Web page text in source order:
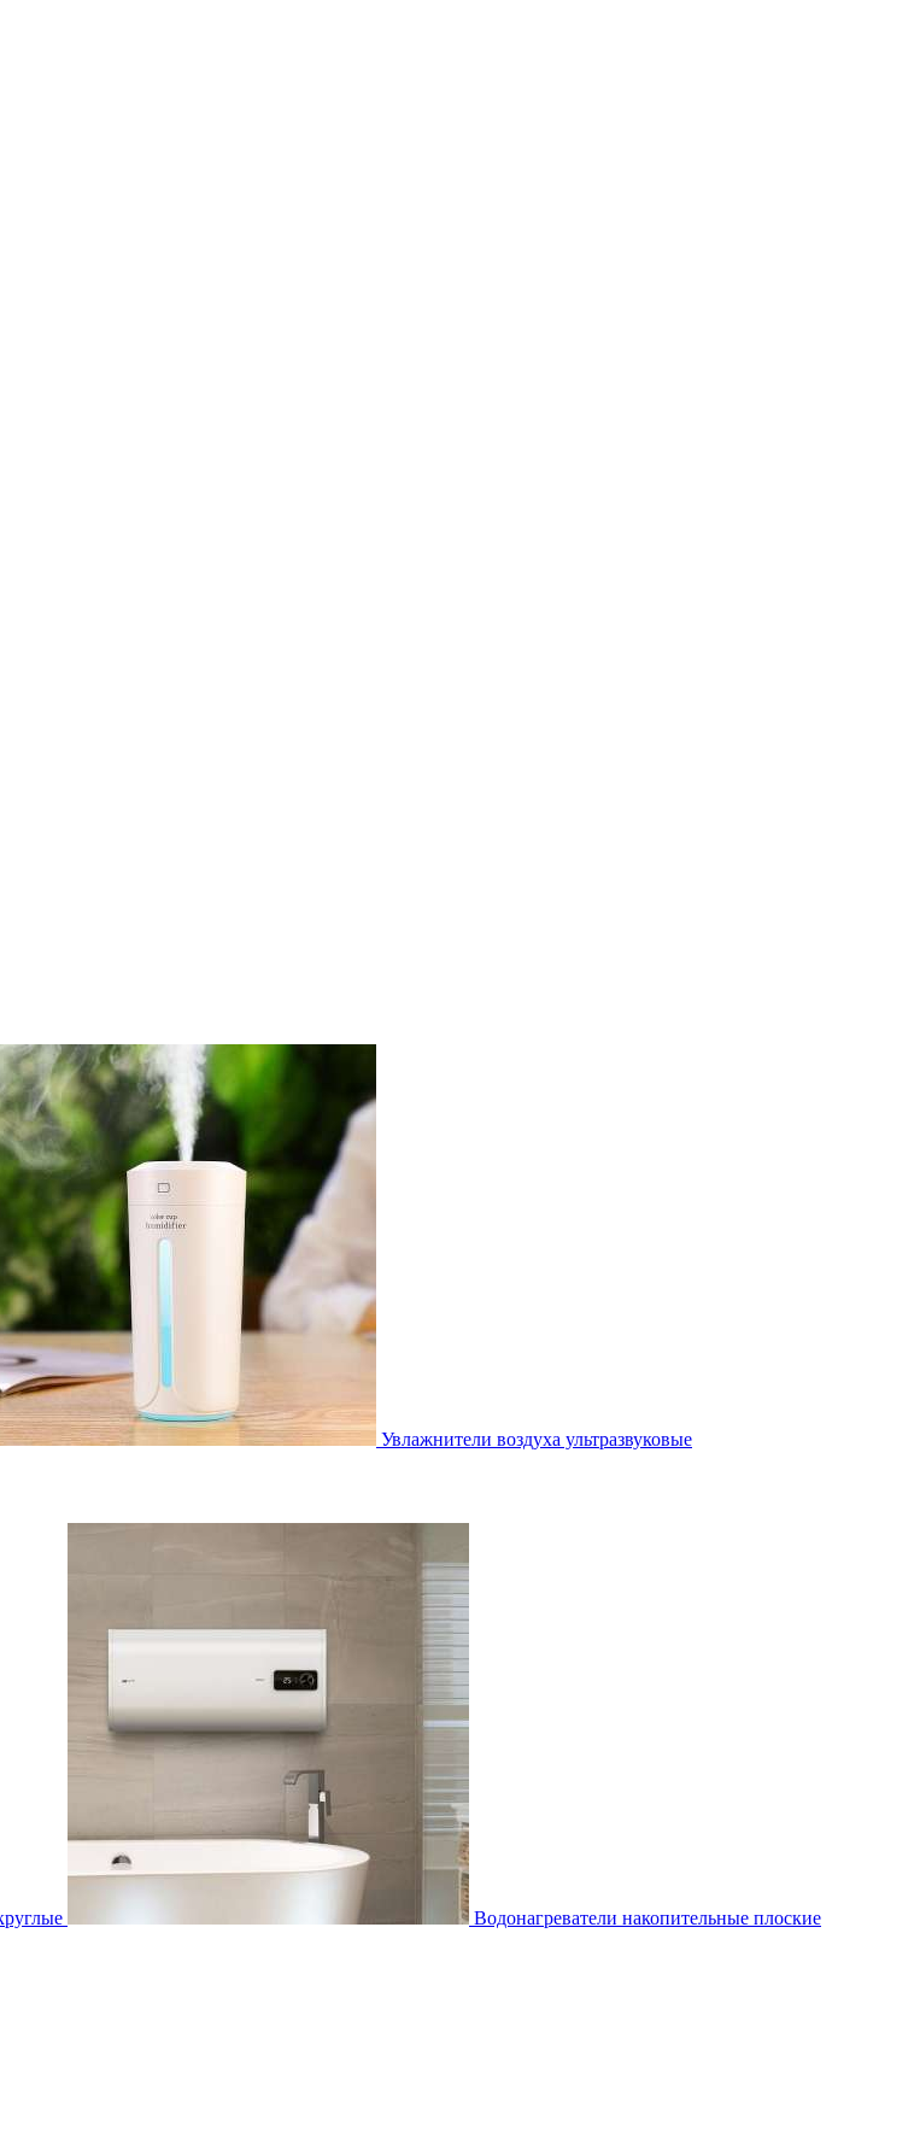
Увлажнители воздуха ультразвуковые
Водонагреватели накопительные плоские